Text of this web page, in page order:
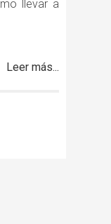
llevar a
Leer más...